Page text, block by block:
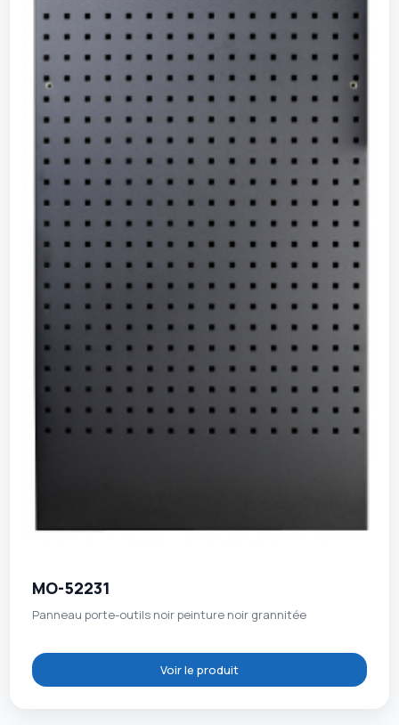
MO-52231
Panneau porte-outils noir peinture noir grannitée
Voir le produit